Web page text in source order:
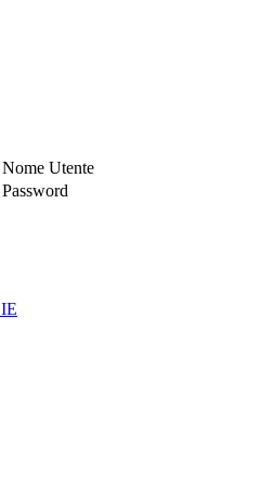
Nome Utente
Password